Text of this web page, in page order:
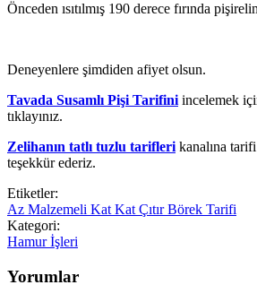
Önceden ısıtılmış 190 derece fırında
Deneyenlere şimdiden afiyet olsun.
Tavada Susamlı Pişi Tarifini incelemek
tıklayınız.
Zelihanın tatlı tuzlu tarifleri kanalına
teşekkür ederiz.
Etiketler:
Az Malzemeli Kat Kat Çıtır Börek Tarifi
Kategori:
Hamur İşleri
Yorumlar